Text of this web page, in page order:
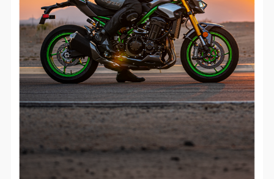
Anbieter:
Google